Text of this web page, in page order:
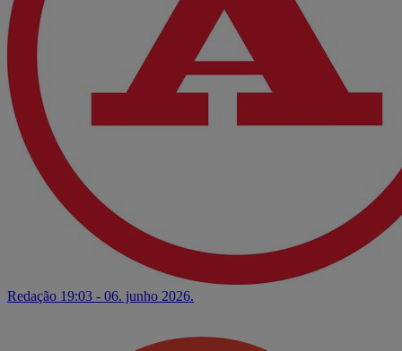
Redação 19:03 - 06. junho 2026.